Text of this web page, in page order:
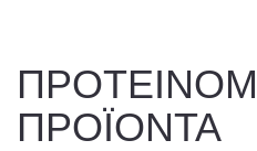
ΠΡΟΪΟΝΤΑ